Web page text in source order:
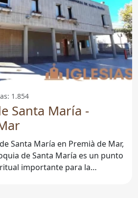
1.854
Santa María -
Santa María en Premià de Mar,
importante para la